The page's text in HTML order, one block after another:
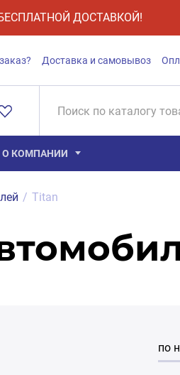
ДОСТАВКОЙ!
Доставка и самовывоз
О КОМПАНИИ
/ Titan
по